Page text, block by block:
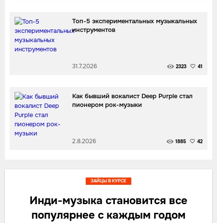
Топ-5 экспериментальных музыкальных
инструментов
31.7.2026 2323 41
Как бывший вокалист Deep Purple стал
пионером рок-музыки
2.8.2026 1885 42
Инди-музыка становится все
популярнее с каждым годом
ЗАЙЦЫ В КУРСЕ